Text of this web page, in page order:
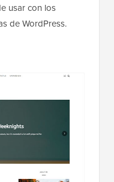
usar con los
de WordPress.